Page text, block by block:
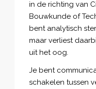
in de richting van
Bouwkunde of
bent analytisch
maar verliest
uit het oog.
Je bent
schakelen tussen